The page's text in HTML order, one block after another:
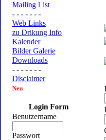
Mailing List
- - - - - - -
Web Links
zu Drikung Info
Kalender
Bilder Galerie
Downloads
- - - - - - -
Disclaimer
Neu
Login Form
Benutzername
Passwort